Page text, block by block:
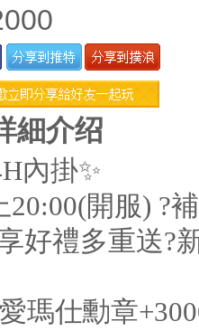
細介绍
內掛✨
20:00(開服) ?
好禮多重送?
瑪仕勳章